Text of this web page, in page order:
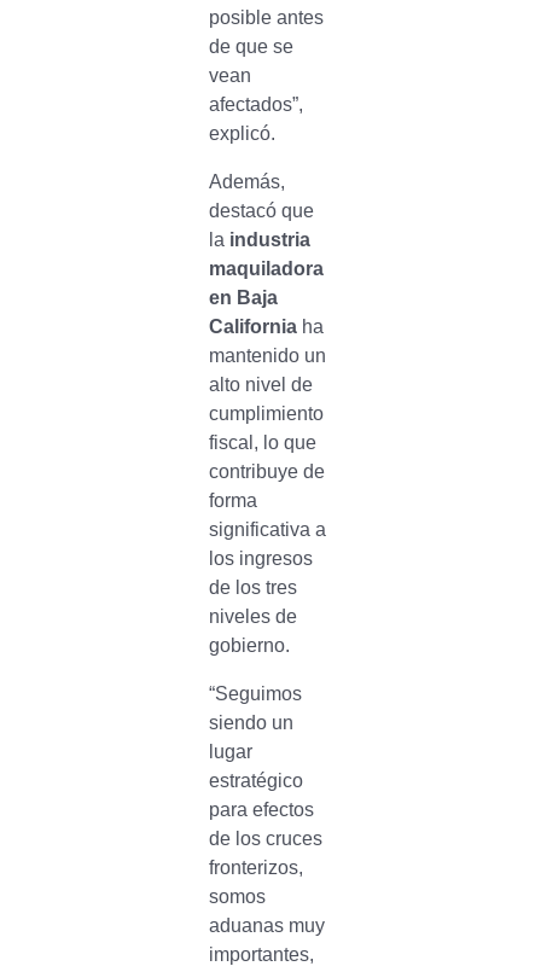
posible antes
de que se
vean
afectados”,
explicó.
Además,
destacó que
la industria
maquiladora
en Baja
Californiaha
mantenido un
alto nivel de
cumplimiento
fiscal, lo que
contribuye de
forma
significativa a
los ingresos
de los tres
niveles de
gobierno.
“Seguimos
siendo un
lugar
estratégico
para efectos
de los cruces
fronterizos,
somos
aduanas muy
importantes,